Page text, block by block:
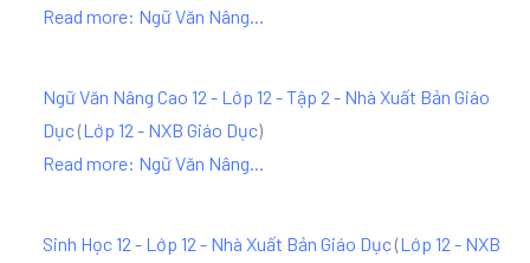
Read more: Ngữ Văn Nâng...
Ngữ Văn Nâng Cao 12 - Lớp 12 - Tập 2 - Nhà Xuất Bản Giáo
Dục(Lớp 12 - NXB Giáo Dục)
Read more: Ngữ Văn Nâng...
Sinh Học 12 - Lớp 12 - Nhà Xuất Bản Giáo Dục(Lớp 12 - NXB